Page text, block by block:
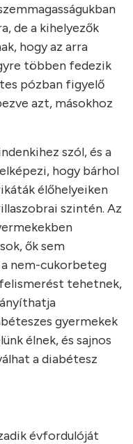
de a kihelyezők
hogy az arra
többen fedezik
pózban figyelő
azt, másokhoz
szól, és a
hogy bárhol
élőhelyeiken
szintén. Az
ők sem
nem-cukorbeteg
tehetnek,
gyermekek
élnek, és sajnos
a diabétesz
évfordulóját